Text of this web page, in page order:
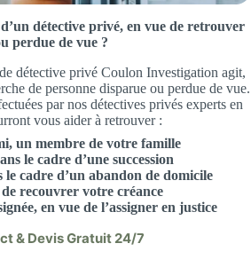
détective privé, en vue de retrouver
perdue de vue ?
détective privé Coulon Investigation agit,
de personne disparue ou perdue de vue.
par nos détectives privés experts en
vous aider à retrouver :
un membre de votre famille
le cadre d’une succession
cadre d’un abandon de domicile
recouvrer votre créance
en vue de l’assigner en justice
& Devis Gratuit 24/7